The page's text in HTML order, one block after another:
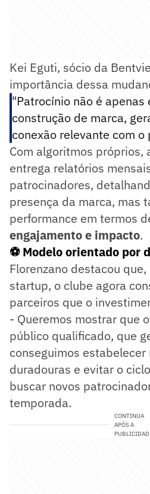
Kei Eguti, sócio da
importância dessa
"Patrocínio não é apenas
construção de marca,
conexão relevante com o
Com algoritmos próprios,
entrega relatórios
patrocinadores,
presença da marca, mas
performance em termos
engajamento e impacto.
⚽ Modelo orientado por
Florenzano destacou
startup, o clube agora
parceiros que o
- Queremos mostrar que
público qualificado, que
conseguimos estabelecer
duradouras e evitar o
buscar novos
temporada.
CONTINUA
APÓS A